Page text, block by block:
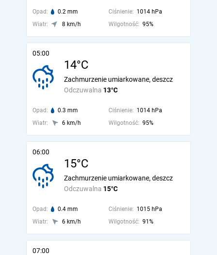
Opad: 0.2 mm Ciśnienie: 1014 hPa
Wiatr:
8 km/h Wilgotność: 95%
05:00
14°C
Odczuwalna 13°C
Zachmurzenie umiarkowane, deszcz
Opad: 0.3 mm Ciśnienie: 1014 hPa
Wiatr:
6 km/h Wilgotność: 95%
06:00
15°C
Odczuwalna 15°C
Zachmurzenie umiarkowane, deszcz
Opad: 0.4 mm Ciśnienie: 1015 hPa
Wiatr:
6 km/h Wilgotność: 91%
07:00